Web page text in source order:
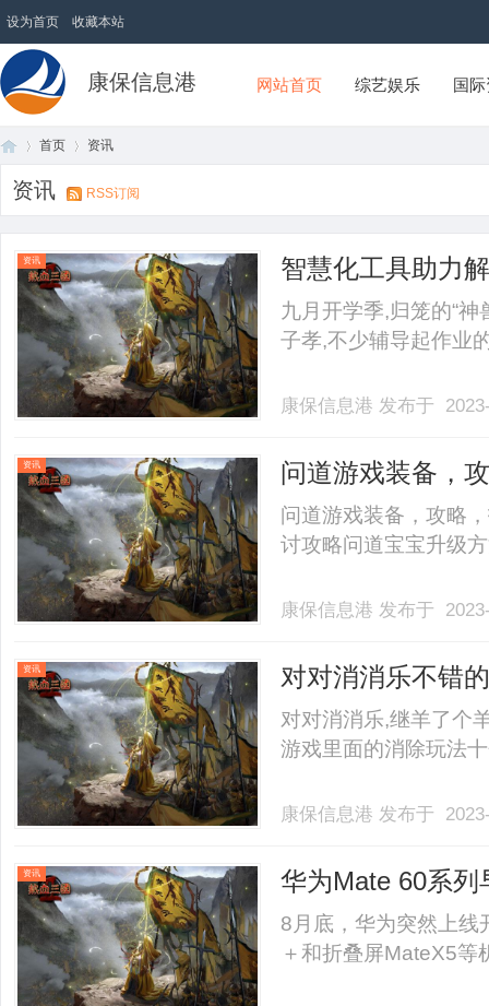
设为首页 收藏本站
康保信息港 网站首页 综艺娱乐 国
首页 资讯
资讯 RSS订阅
资讯
智慧化工具助力
主能力
九月开学季,归笼的“
子孝,不少辅导起作业
康保信息港 发布于
资讯 问道游戏装备，
问道游戏装备，攻略
讨攻略问道宝宝升级
康保信息港 发布于
资讯 对对消消乐不错
对对消消乐,继羊了个
游戏里面的消除玩法
康保信息港 发布于
资讯 华为Mate 60系列
8月底，华为突然上
＋和折叠屏MateX5等